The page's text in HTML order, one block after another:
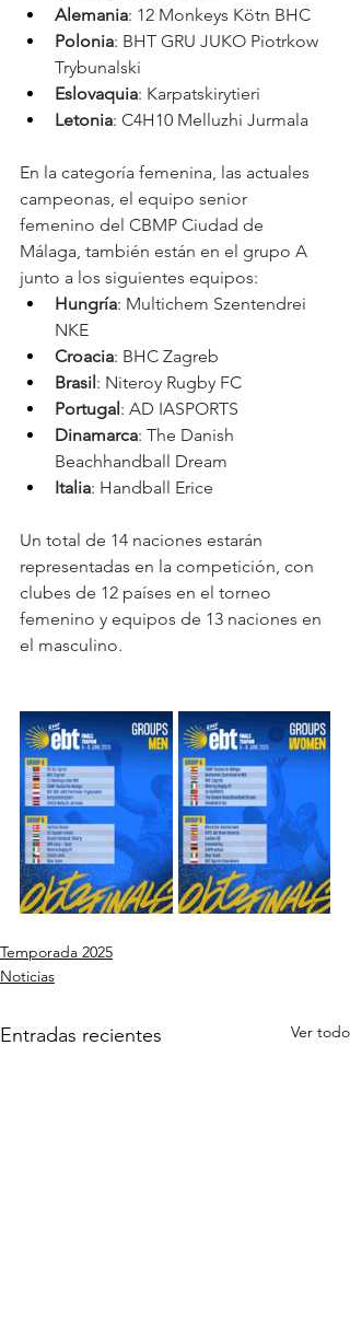
Alemania: 12 Monkeys Kötn BHC
Polonia: BHT GRU JUKO Piotrkow
Trybunalski
Eslovaquia: Karpatskirytieri
Letonia: C4H10 Melluzhi Jurmala
En la categoría femenina, las actuales
campeonas, el equipo senior
femenino del CBMP Ciudad de
Málaga, también están en el grupo A
junto a los siguientes equipos:
Hungría: Multichem Szentendrei
NKE
Croacia: BHC Zagreb
Brasil: Niteroy Rugby FC
Portugal: AD IASPORTS
Dinamarca: The Danish
Beachhandball Dream
Italia: Handball Erice
Un total de 14 naciones estarán
representadas en la competición, con
clubes de 12 países en el torneo
femenino y equipos de 13 naciones en
el masculino.
Temporada 2025
Noticias
Entradas recientes Ver todo